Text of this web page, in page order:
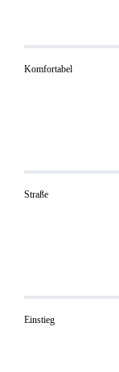
Komfortabel
Straße
Einstieg